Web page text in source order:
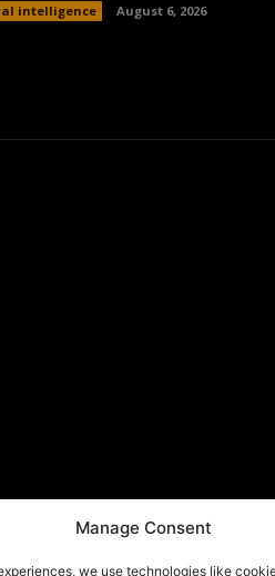
Manage Consent
we use technologies like
intelligence August 6, 2026